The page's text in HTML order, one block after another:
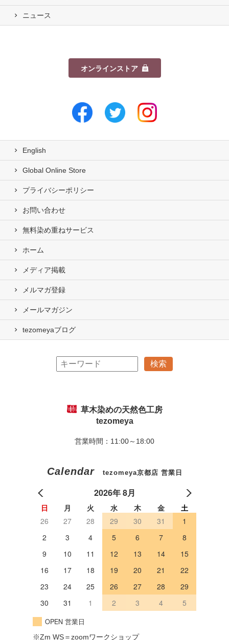
ニュース
オンラインストア
English
Global Online Store
プライバシーポリシー
お問い合わせ
無料染め重ねサービス
ホーム
メディア掲載
メルマガ登録
メールマガジン
tezomeyaブログ
草木染めの天然色工房
tezomeya
営業時間：11:00～18:00
Calendar tezomeya京都店 営業日
2026年 8月
日 月 火 水 木 金
土
26
27 28 29 30 31
1
2
3 4 5 6 7
8
9
10 11 12 13 14
15
16
17 18 19 20 21
22
23
24 25 26 27 28
29
30
31 1 2 3 4 5
OPEN 営業日
※Zm WS＝zoomワークショップ